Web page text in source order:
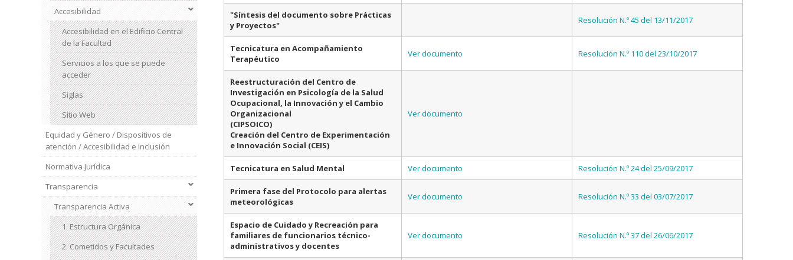
Accesibilidad
Accesibilidad en el Edificio Central
de la Facultad
Servicios a los que se puede
acceder
Siglas
Sitio Web
Equidad y Género / Dispositivos de
atención / Accesibilidad e inclusión
Normativa Jurídica
Transparencia
Transparencia Activa
1. Estructura Orgánica
2. Cometidos y Facultades
"Síntesis del documento sobre Prácticas
y Proyectos"
Resolución N.º 45 del 13/11/2017
Tecnicatura en Acompañamiento
Terapéutico
Ver documento Resolución N.º 110 del 23/10/2017
Reestructuración del Centro de
Investigación en Psicología de la Salud
Ocupacional, la Innovación y el Cambio
Organizacional
(CIPSOICO)
Creación del Centro de Experimentación
e Innovación Social (CEIS)
Ver documento
Tecnicatura en Salud Mental Ver documento Resolución N.º 24 del 25/09/2017
Primera fase del Protocolo para alertas
meteorológicas
Ver documento Resolución N.º 33 del 03/07/2017
Espacio de Cuidado y Recreación para
familiares de funcionarios técnico-
administrativos y docentes
Ver documento Resolución N.º 37 del 26/06/2017